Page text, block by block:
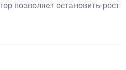
позволяет остановить рост